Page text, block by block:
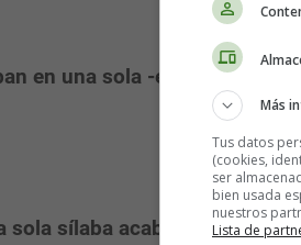
en una sola -e-, la pierden,
sola sílaba acabados en una
Más
Tus datos
(cookies,
ser
bien usada
nuestros
Lista de